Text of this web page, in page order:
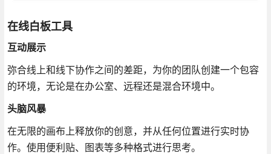
在线白板工具
互动展示
弥合线上和线下协作之间的差距，为你的团队创建一个包容
的环境，无论是在办公室、远程还是混合环境中。
头脑风暴
在无限的画布上释放你的创意，并从任何位置进行实时协
作。使用便利贴、图表等多种格式进行思考。